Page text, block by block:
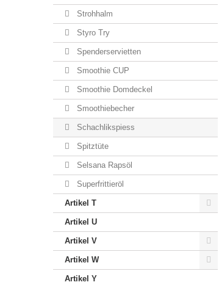
Strohhalm
Styro Try
Spenderservietten
Smoothie CUP
Smoothie Domdeckel
Smoothiebecher
Schachlikspiess
Spitztüte
Selsana Rapsöl
Superfrittieröl
Artikel T
Artikel U
Artikel V
Artikel W
Artikel Y